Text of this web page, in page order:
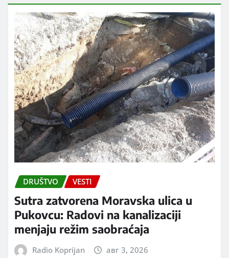
DRUŠTVO VESTI
Sutra zatvorena Moravska ulica u
Pukovcu: Radovi na kanalizaciji
menjaju režim saobraćaja
Radio Koprijan авг 3, 2026